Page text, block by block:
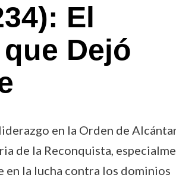
El
Dejó
en la Orden de
de la Reconquista,
en la lucha contra los dominios